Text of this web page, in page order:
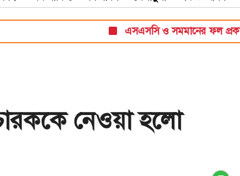
এসএসসি ও সমমানের ফল প্রকাশ
নেওয়া হলো